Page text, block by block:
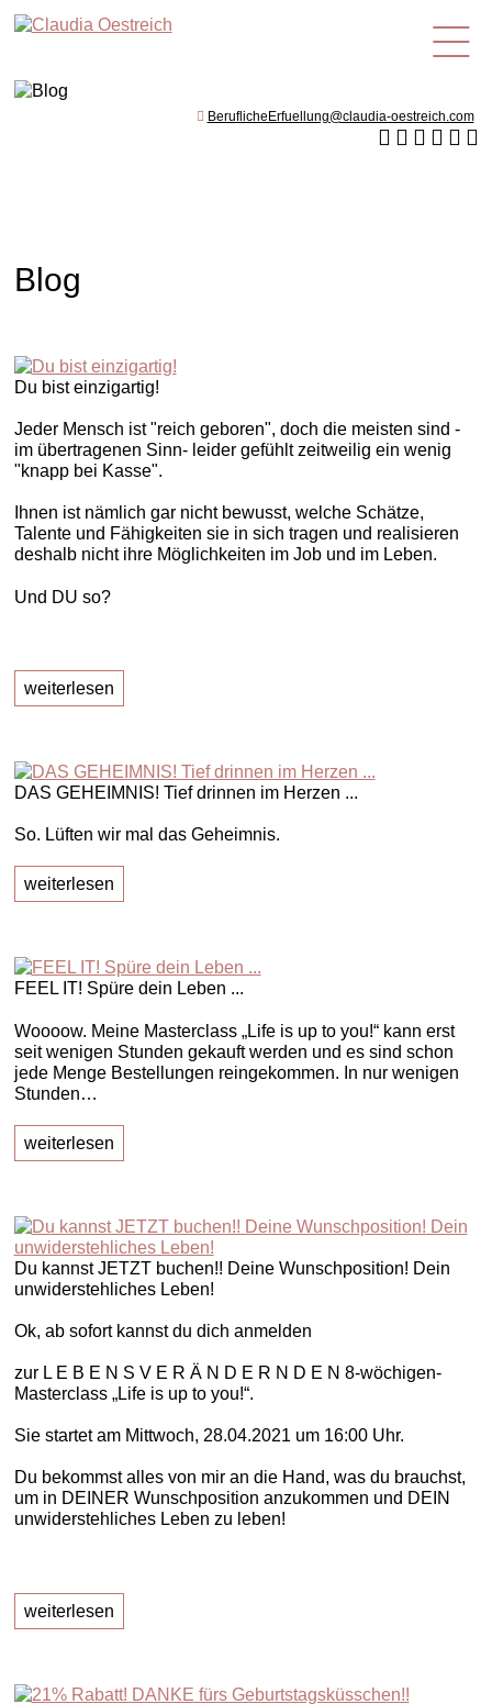
de
BeruflicheErfuellung@claudia-oestreich.com
Blog
Du bist einzigartig!
Jeder Mensch ist "reich geboren", doch die meisten sind -
im übertragenen Sinn- leider gefühlt zeitweilig ein wenig
"knapp bei Kasse".
Ihnen ist nämlich gar nicht bewusst, welche Schätze,
Talente und Fähigkeiten sie in sich tragen und realisieren
deshalb nicht ihre Möglichkeiten im Job und im Leben.
Und DU so?
weiterlesen
DAS GEHEIMNIS! Tief drinnen im Herzen ...
So. Lüften wir mal das Geheimnis.
weiterlesen
FEEL IT! Spüre dein Leben ...
Woooow. Meine Masterclass „Life is up to you!“ kann erst
seit wenigen Stunden gekauft werden und es sind schon
jede Menge Bestellungen reingekommen. In nur wenigen
Stunden…
weiterlesen
Du kannst JETZT buchen!! Deine Wunschposition! Dein
unwiderstehliches Leben!
Ok, ab sofort kannst du dich anmelden
zur L E B E N S V E R Ä N D E R N D E N 8-wöchigen-
Masterclass „Life is up to you!“.
Sie startet am Mittwoch, 28.04.2021 um 16:00 Uhr.
Du bekommst alles von mir an die Hand, was du brauchst,
um in DEINER Wunschposition anzukommen und DEIN
unwiderstehliches Leben zu leben!
weiterlesen